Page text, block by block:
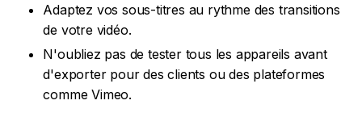
Adaptez vos sous-titres au rythme des transitions
de votre vidéo.
N'oubliez pas de tester tous les appareils avant
d'exporter pour des clients ou des plateformes
comme Vimeo.